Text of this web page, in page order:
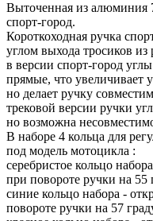
Выточенная из алюминия
спорт-город.
Короткоходная ручка
углом выхода тросиков из
в версии спорт-город
прямые, что увеличивает
но делает ручку
трековой версии ручки
но возможна
В наборе 4 кольца для
под модель мотоцикла :
серебристое кольцо
при повороте ручки на 55
синие кольцо набора -
повороте ручки на 57